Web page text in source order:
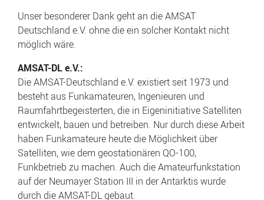
Unser besonderer Dank geht an die AMSAT
Deutschland e.V. ohne die ein solcher Kontakt nicht
möglich wäre.
AMSAT-DL e.V.:
Die AMSAT-Deutschland e.V. existiert seit 1973 und
besteht aus Funkamateuren, Ingenieuren und
Raumfahrtbegeisterten, die in Eigeninitiative Satelliten
entwickelt, bauen und betreiben. Nur durch diese Arbeit
haben Funkamateure heute die Möglichkeit über
Satelliten, wie dem geostationären QO-100,
Funkbetrieb zu machen. Auch die Amateurfunkstation
auf der Neumayer Station III in der Antarktis wurde
durch die AMSAT-DL gebaut.